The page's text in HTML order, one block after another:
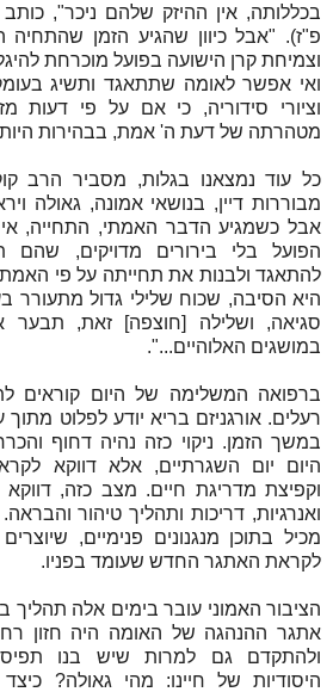
בכללותה, אין ההיזק שלהם ניכר",
פ"ז). "אבל כיוון שהגיע הזמן שהתחיה
וצמיחת קרן הישועה בפועל מוכרחת
ואי אפשר לאומה שתתאגד ותשיג
וציורי סידוריה, כי אם על פי דעות
מטהרתה של דעת ה' אמת, בבהירות
כל עוד נמצאנו בגלות, מסביר הרב
מבוררות דיין, בנושאי אמונה, גאולה
אבל כשמגיע הדבר האמתי, התחייה,
הפועל בלי בירורים מדויקים, שהם
להתאגד ולבנות את תחייתה על פי
היא הסיבה, שכוח שלילי גדול
סגיאה, ושלילה [חוצפה] זאת,
במושגים האלוהיים...".
ברפואה המשלימה של היום קוראים
רעלים. אורגניזם בריא יודע לפלוט
במשך הזמן. ניקוי כזה נהיה דחוף
היום יום השגרתיים, אלא דווקא
וקפיצת מדריגת חיים. מצב כזה, דווקא
ואנרגיות, דריכות ותהליך טיהור
מכיל בתוכן מנגנונים פנימיים,
לקראת האתגר החדש שעומד בפניו.
הציבור האמוני עובר בימים אלה תהליך
אתגר ההנהגה של האומה היה חזון
ולהתקדם גם למרות שיש בנו
היסודיות של חיינו: מהי גאולה?